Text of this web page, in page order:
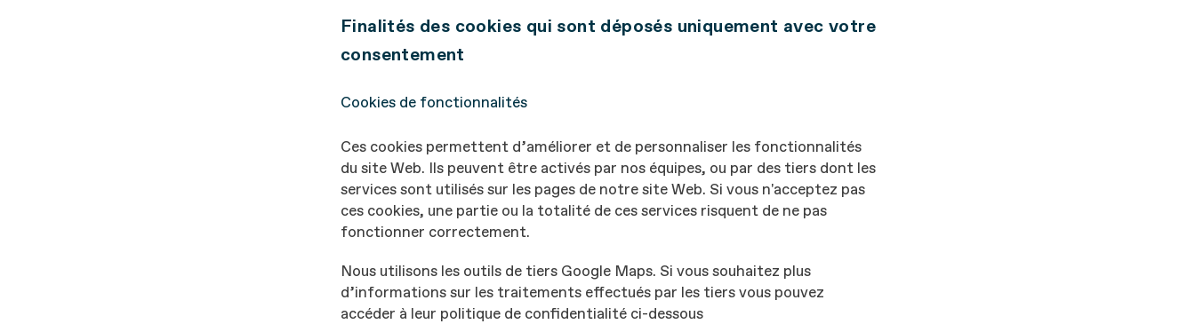
Finalités des cookies qui sont déposés uniquement avec votre
consentement
Cookies de fonctionnalités
Ces cookies permettent d’améliorer et de personnaliser les fonctionnalités
du site Web. Ils peuvent être activés par nos équipes, ou par des tiers dont les
services sont utilisés sur les pages de notre site Web. Si vous n'acceptez pas
ces cookies, une partie ou la totalité de ces services risquent de ne pas
fonctionner correctement.
Nous utilisons les outils de tiers Google Maps. Si vous souhaitez plus
d’informations sur les traitements effectués par les tiers vous pouvez
accéder à leur politique de confidentialité ci-dessous